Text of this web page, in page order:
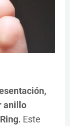
anillo
Este